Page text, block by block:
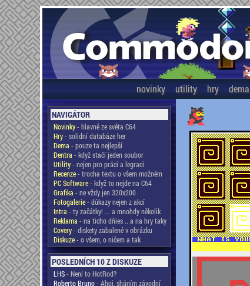
novinky utility hry dema
NAVIGÁTOR
Novinky- hlavně ze světa C64
Hry- solidní databáze her
Dema - pouze ta nejlepší
Dentra - když stačí jeden soubor
Utility- nejen pro práci a legraci
Recenze- trocha textu o všem možném
PC Software- když to nejde na C64
Grafika - ne vždy jen 320x200
Fotogalerie- důkazy nejen z akcí
Intra - ty začátky! ... a mnohdy několik
Reklama - na ticho dňies .. a na hry taky
Covery- diskety zabalené v obrázku
Diskuze- o všem, o ničem a tak
POSLEDNÍCH 10 Z DISKUZE
LHS- Není to HotRod?
Roberto Bruno- Ahoj, sháním závodní